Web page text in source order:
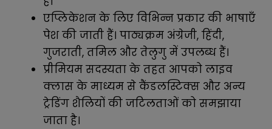
एप्लिकेशन के लिए विभिन्न प्रकार की भाषाएँ
पेश की जाती हैं। पाठ्यक्रम अंग्रेजी, हिंदी,
गुजराती, तमिल और तेलुगु में उपलब्ध हैं।
प्रीमियम सदस्यता के तहत आपको लाइव
क्लास के माध्यम से कैंडलस्टिक्स और अन्य
ट्रेडिंग शैलियों की जटिलताओं को समझाया
जाता है।